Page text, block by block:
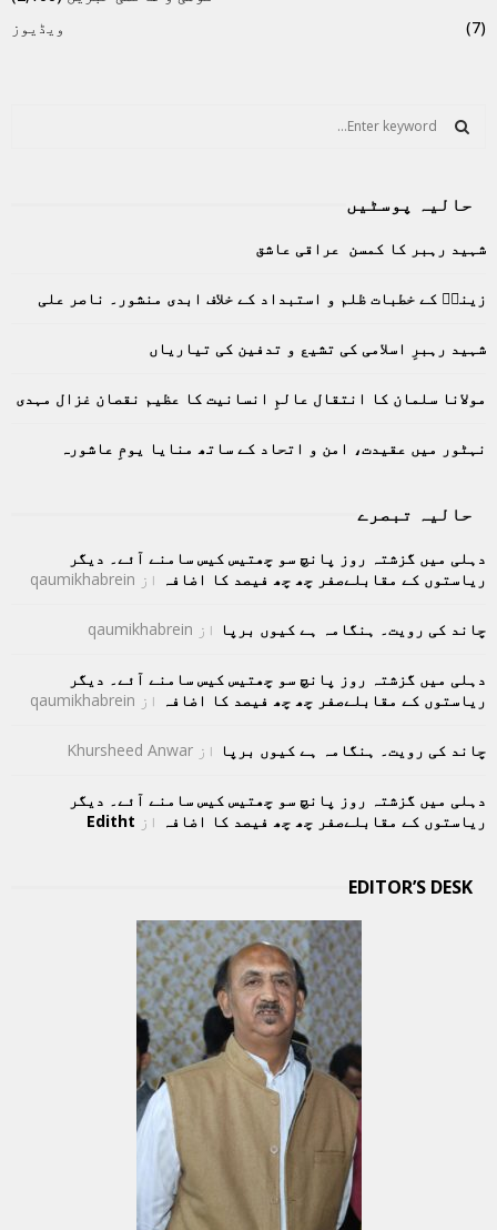
ویڈیوز
(7)
f
r
E
A
R
C
H
حالیہ پوسٹیں
شہید رہبر کا کمسن عراقی عاشق
زینبؑ کے خطبات ظلم و استبداد کے خلاف ابدی منشور۔ ناصر علی
شہید رہبرِ اسلامی کی تشیع و تدفین کی تیاریاں
مولانا سلمان کا انتقال عالمِ انسانیت کا عظیم نقصان غزال مہدی
نہٹور میں عقیدت، امن و اتحاد کے ساتھ منایا یومِ عاشورہ
حالیہ تبصرے
دہلی میں گزشتہ روز پانچ سو چھتیس کیس سامنے آئے۔ دیگر
ریاستوں کے مقابلےصفر چھ چھ فیصد کا اضافہ از qaumikhabrein
چاند کی رویت۔ ہنگامہ ہے کیوں برپا از qaumikhabrein
دہلی میں گزشتہ روز پانچ سو چھتیس کیس سامنے آئے۔ دیگر
ریاستوں کے مقابلےصفر چھ چھ فیصد کا اضافہ از qaumikhabrein
چاند کی رویت۔ ہنگامہ ہے کیوں برپا از Khursheed Anwar
دہلی میں گزشتہ روز پانچ سو چھتیس کیس سامنے آئے۔ دیگر
ریاستوں کے مقابلےصفر چھ چھ فیصد کا اضافہ از Editht
EDITOR’S DESK